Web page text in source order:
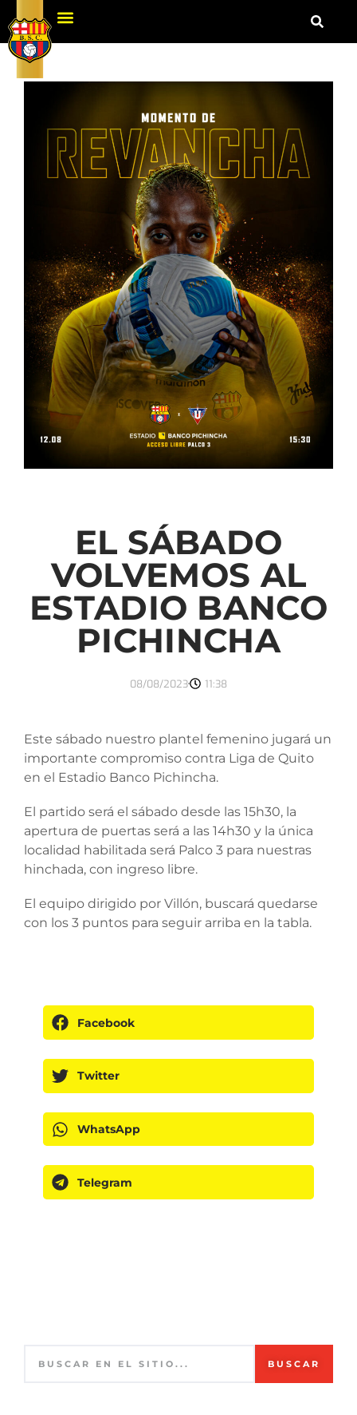
EL SÁBADO
VOLVEMOS AL
ESTADIO BANCO
PICHINCHA
08/08/2023 11:38
Este sábado nuestro plantel femenino jugará un
importante compromiso contra Liga de Quito
en el Estadio Banco Pichincha.
El partido será el sábado desde las 15h30, la
apertura de puertas será a las 14h30 y la única
localidad habilitada será Palco 3 para nuestras
hinchada, con ingreso libre.
El equipo dirigido por Villón, buscará quedarse
con los 3 puntos para seguir arriba en la tabla.
Facebook
Twitter
WhatsApp
Telegram
BUSCAR